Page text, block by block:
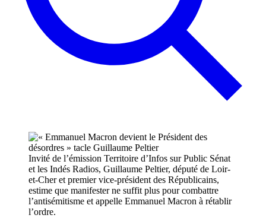
Invité de l’émission Territoire d’Infos sur Public Sénat
et les Indés Radios, Guillaume Peltier, député de Loir-
et-Cher et premier vice-président des Républicains,
estime que manifester ne suffit plus pour combattre
l’antisémitisme et appelle Emmanuel Macron à rétablir
l’ordre.